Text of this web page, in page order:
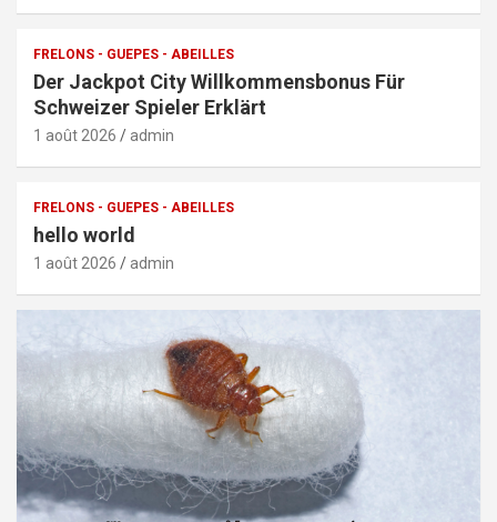
FRELONS - GUEPES - ABEILLES
Der Jackpot City Willkommensbonus Für
Schweizer Spieler Erklärt
1 août 2026 admin
FRELONS - GUEPES - ABEILLES
hello world
1 août 2026 admin